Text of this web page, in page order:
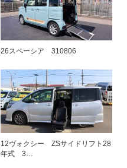
26スペーシア 310806
12ヴォクシー ZSサイドリフト28
年式 3…